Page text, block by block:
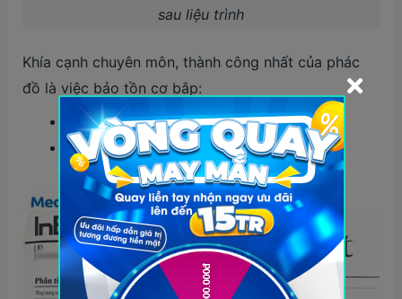
sau liệu trình
Khía cạnh chuyên môn, thành công nhất của phác
đồ là việc bảo tồn cơ bắp:
Lượng mỡ:giảm 12,8kg
Lượng cơ:chỉ hao hụt 1,8kg